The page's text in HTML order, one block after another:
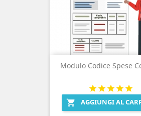
Modulo Codice Spese
 AGGIUNGI AL